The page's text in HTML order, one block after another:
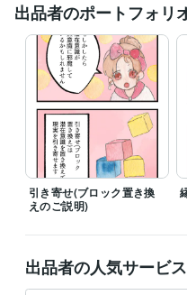
能なことがございます＾＾
また、枠が埋まっているように
ので、
どうぞ遠慮なく一度ご連絡くだ
あなたにぴったりのご縁とタイ
心を込めてお待ちしております。
経験職種
ライフスタイル・その他 / 占い師
職歴
占い師 2002年2月 ~ 現在
受賞歴
得意分野
出品者のポートフォリ
引き寄せ(ブロック置き換
えのご説明)
出品者の人気サービス